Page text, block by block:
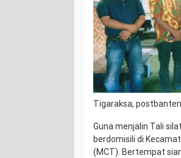
Tigaraksa,
Guna menjalin Tali
berdomisili di
(MCT). Bertempat